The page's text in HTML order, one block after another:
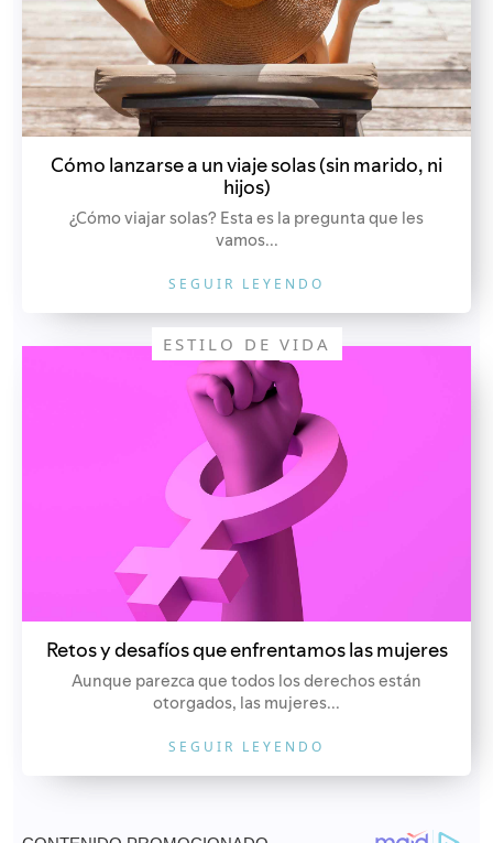
Cómo lanzarse a un viaje solas (sin marido, ni
hijos)
¿Cómo viajar solas? Esta es la pregunta que les
vamos...
SEGUIR LEYENDO
ESTILO DE VIDA
Retos y desafíos que enfrentamos las mujeres
Aunque parezca que todos los derechos están
otorgados, las mujeres...
SEGUIR LEYENDO